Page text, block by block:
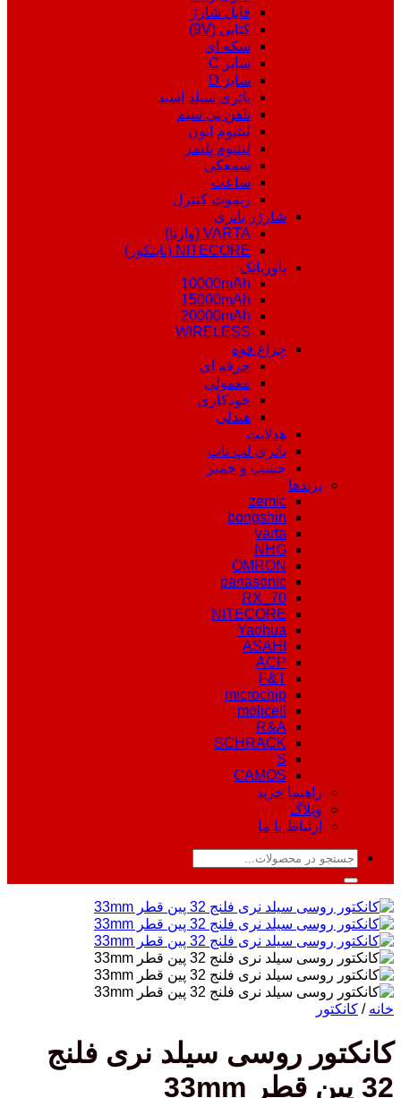
قابل شارژ
کتابی (9V)
سکه ای
سایز C
سایز D
باتری سیلد اسید
تلفن بی سیم
لیتیوم ایون
لیتیوم پلیمر
سمعکی
ساعت
ریموت کنترل
شارژر باتری
VARTA (وارتا)
NITECORE (نایتکور)
پاوربانک
10000mAh
15000mAh
20000mAh
WIRELESS
چراغ قوه
حرفه ای
معمولی
خودکاری
هندلی
هدلایت
باتری لپ تاپ
چسب و خمیر
برندها
zemic
bongshin
varta
NHG
OMRON
panasonic
RX_70
NITECORE
Yaohua
ASAHI
ACP
F&T
microchip
molicell
R&A
SCHRACK
S
CAMOS
راهنما خرید
وبلاگ
ارتباط با ما
جستجو
خانه / کانکتور
کانکتور روسی سیلد نری فلنج
32 پین قطر 33mm